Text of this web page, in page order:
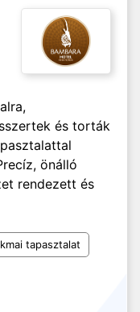
és torták
önálló
rendezett és
tapasztalat